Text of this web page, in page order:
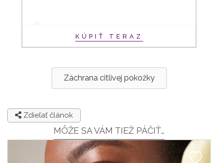
KÚPIŤ TERAZ
Záchrana citlivej pokožky
Zdieľať článok
MÔŽE SA VÁM TIEŽ PÁČIŤ…